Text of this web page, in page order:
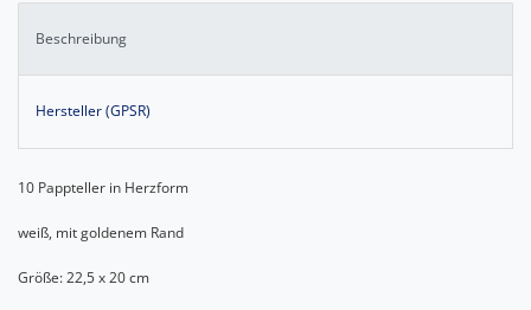
Beschreibung
Hersteller (GPSR)
10 Pappteller in Herzform
weiß, mit goldenem Rand
Größe: 22,5 x 20 cm